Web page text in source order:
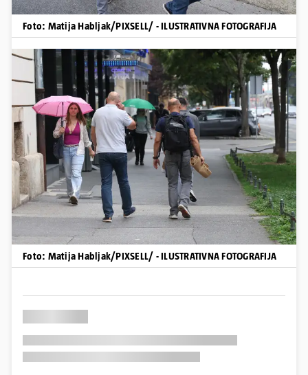
Foto: Matija Habljak/PIXSELL/ - ILUSTRATIVNA FOTOGRAFIJA
Foto: Matija Habljak/PIXSELL/ - ILUSTRATIVNA FOTOGRAFIJA